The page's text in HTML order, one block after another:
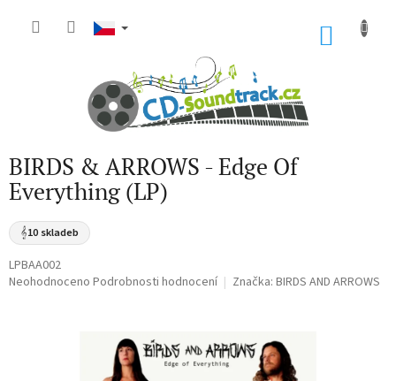
BIRDS & ARROWS - Edge Of
Everything (LP)
𝄞10 skladeb
LPBAA002
Průměrné
Neohodnoceno Podrobnosti hodnocení Značka: BIRDS AND ARROWS